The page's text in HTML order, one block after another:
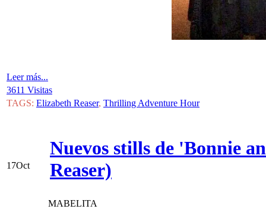
Leer más...
3611 Visitas
TAGS: Elizabeth Reaser, Thrilling Adventure Hour
17Oct
Nuevos stills de 'Bonnie
Reaser)
MABELITA